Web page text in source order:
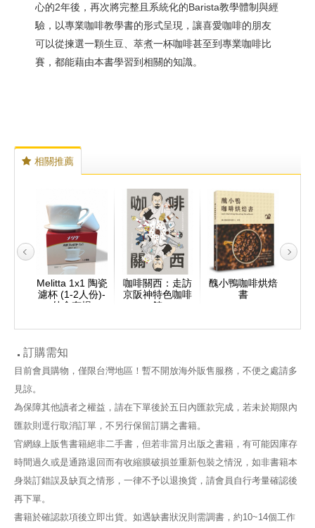
心的2年後，再次將完整且系統化的Barista教學體制與經
驗，以專業咖啡教學書的形式呈現，讓喜愛咖啡的朋友
可以從揀選一顆生豆、萃煮一杯咖啡甚至到專業咖啡比
賽，都能藉由本書學習到相關的知識。
相關推薦
Melitta 1x1 陶瓷
濾杯 (1-2人份)-
外盒有損
咖啡關西：走訪
京阪神特色咖啡
館
醜小鴨咖啡烘焙
書
訂購需知
目前會員購物，僅限台灣地區！暫不開放海外販售服務，不便之處請多
見諒。
為保障其他讀者之權益，請在下單後於五日內匯款完成，若未於期限內
匯款則逕行取消訂單，不另行保留訂購之書籍。
官網線上販售書籍絕非二手書，但若非當月出版之書籍，有可能因庫存
時間過久或是通路退回而有收縮膜破損並重新包裝之情況，如非書籍本
身裝訂錯誤及缺頁之情形，一律不予以退換貨，請會員自行考量確認後
再下單。
書籍於確認款項後立即出貨。如遇缺書狀況則需調書，約10~14個工作